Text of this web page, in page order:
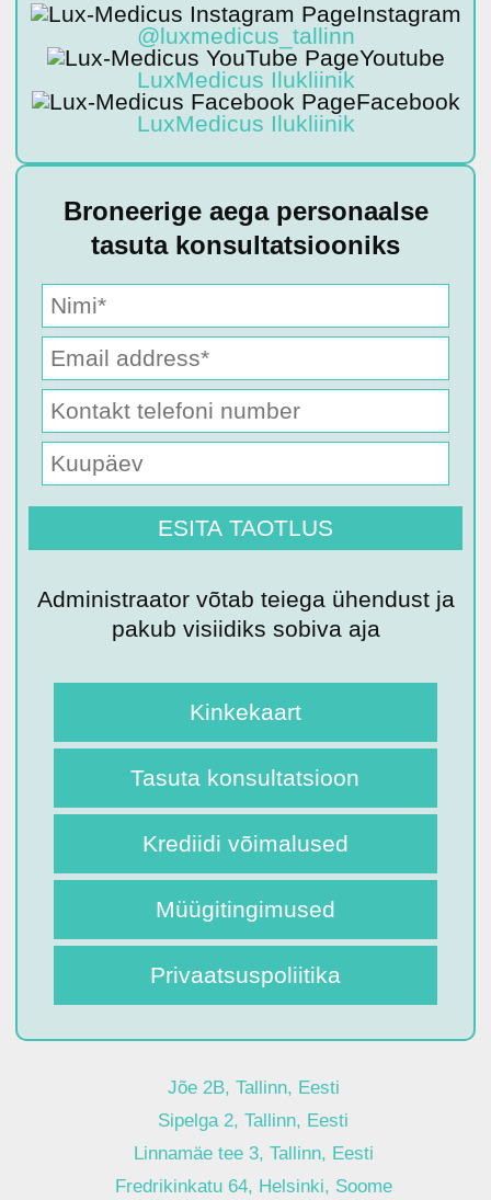
Instagram
@luxmedicus_tallinn
Youtube
LuxMedicus Ilukliinik
Facebook
LuxMedicus Ilukliinik
Broneerige aega personaalse
tasuta konsultatsiooniks
Administraator võtab teiega ühendust ja
pakub visiidiks sobiva aja
Kinkekaart
Tasuta konsultatsioon
Krediidi võimalused
Müügitingimused
Privaatsuspoliitika
Jõe 2B, Tallinn, Eesti
Sipelga 2, Tallinn, Eesti
Linnamäe tee 3, Tallinn, Eesti
Fredrikinkatu 64, Helsinki, Soome